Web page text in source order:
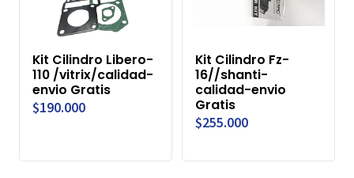
Kit Cilindro Libero-
110 /vitrix/calidad-
envio Gratis
$190.000
Kit Cilindro Fz-
16//shanti-
calidad-envio
Gratis
$255.000